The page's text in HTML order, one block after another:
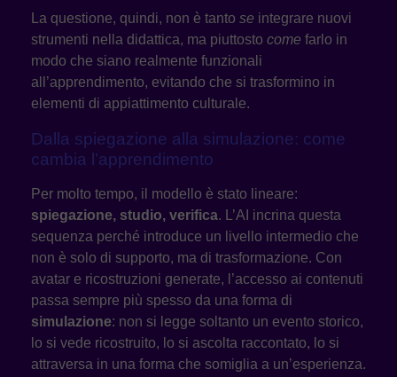
La questione, quindi, non è tanto seintegrare nuovi
strumenti nella didattica, ma piuttosto comefarlo in
modo che siano realmente funzionali
all’apprendimento, evitando che si trasformino in
elementi di appiattimento culturale.
Dalla spiegazione alla simulazione: come
cambia l’apprendimento
Per molto tempo, il modello è stato lineare:
spiegazione, studio, verifica. L’AI incrina questa
sequenza perché introduce un livello intermedio che
non è solo di supporto, ma di trasformazione. Con
avatar e ricostruzioni generate, l’accesso ai contenuti
passa sempre più spesso da una forma di
simulazione: non si legge soltanto un evento storico,
lo si vede ricostruito, lo si ascolta raccontato, lo si
attraversa in una forma che somiglia a un’esperienza.